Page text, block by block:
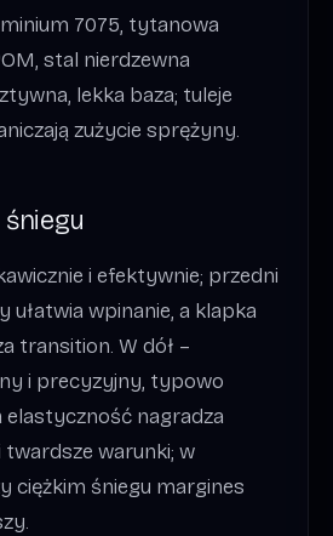
7075, tytanowa
stal nierdzewna
lekka baza; tuleje
zużycie sprężyny.
i efektywnie; przedni
ułatwia wpinanie, a klapka
transition. W dół –
i precyzyjny, typowo
elastyczność nagradza
warunki; w
ciężkim śniegu margines